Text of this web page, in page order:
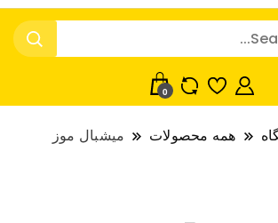
کریسمس اکسسوری
هالووین ولن تاین کادویی
در واردات مستقیم
0
همه محصولات میشبال موز